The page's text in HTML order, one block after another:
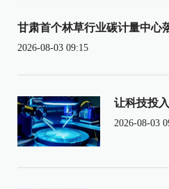
甘肃首个林草行业碳计量中心
2026-08-03 09:15
让科技投
2026-08-03